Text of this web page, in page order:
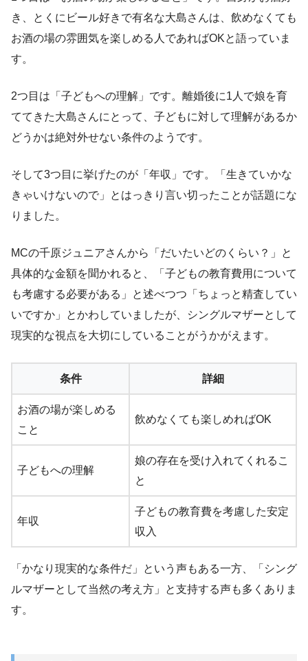
き、とくにビール好きで有名な大島さんは、飲めなくても
お酒の場の雰囲気を楽しめる人であればOKと語っていま
す。
2つ目は「子どもへの理解」です。離婚後に1人で娘を育
ててきた大島さんにとって、子どもに対して理解があるか
どうかは絶対外せない条件のようです。
そして3つ目に挙げたのが「年収」です。「生きていかな
きゃいけないので」とはっきり言い切ったことが話題にな
りました。
MCの千原ジュニアさんから「だいたいどのくらい？」と
具体的な金額を聞かれると、「子どもの教育費用について
も考慮する必要がある」と述べつつ「ちょっと精査してい
いですか」とかわしていましたが、シングルマザーとして
現実的な視点を大切にしていることがうかがえます。
条件 詳細
お酒の場が楽しめる
こと
飲めなくても楽しめればOK
子どもへの理解
娘の存在を受け入れてくれるこ
と
年収
子どもの教育費を考慮した安定
収入
「かなり現実的な条件だ」という声もある一方、「シング
ルマザーとして当然の考え方」と支持する声も多くありま
す。